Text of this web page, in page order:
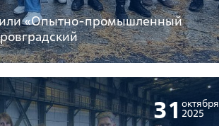
«Опытно-промышленный
31 октября
2025